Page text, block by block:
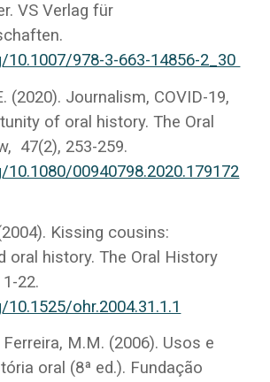
VS Verlag für
978-3-663-14856-2_30
(2020). Journalism, COVID-19,
of oral history. The Oral
47(2), 253-259.
00940798.2020.179172
Kissing cousins:
oral history. The Oral History
22.
ohr.2004.31.1.1
M.M. (2006). Usos e
oral (8ª ed.). Fundação